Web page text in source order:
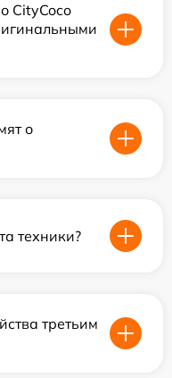
CityCoco
о
техники?
третьим